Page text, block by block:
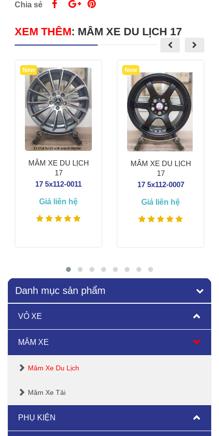
Chia sẻ
XEM THÊM: MÂM XE DU LỊCH 17
MÂM XE DU LỊCH
17
17 5x112-0011
Giá liên hệ
New
MÂM XE DU LỊCH
17
17 5x112-0007
Giá liên hệ
New
Danh mục sản phẩm
VỎ XE
MÂM XE
Mâm Xe Du Lịch
Mâm Xe Tải
PHỤ KIỆN